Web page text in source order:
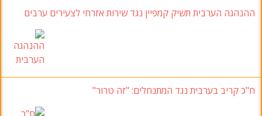
ההנהגה הערבית תשיק קמפיין נגד שירות אזרחי לצעירים ערבים
ח"כ קריב בערבית נגד המתנחלים: "זה טרור"